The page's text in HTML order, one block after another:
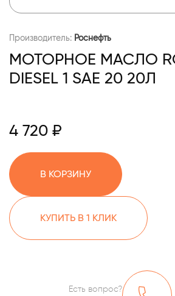
Производитель: Роснефть
МОТОРНОЕ МАСЛО
DIESEL 1 SAE 20 20Л
4 720 ₽
В КОРЗИНУ
КУПИТЬ В 1 КЛИК
Есть вопрос?